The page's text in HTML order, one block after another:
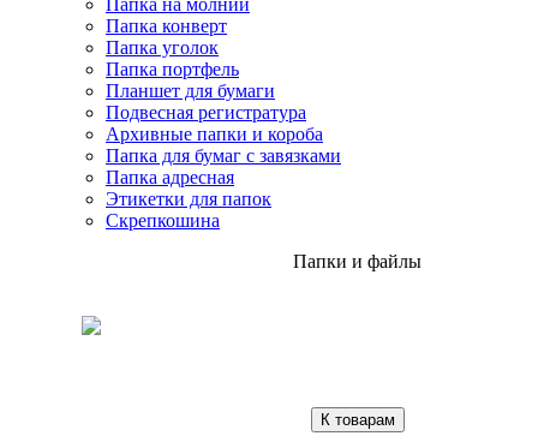
Папка конверт
Папка уголок
Папка портфель
Планшет для бумаги
Подвесная регистратура
Архивные папки и короба
Папка для бумаг с завязками
Папка адресная
Этикетки для папок
Скрепкошина
Папки и файлы
К товарам